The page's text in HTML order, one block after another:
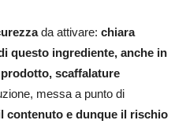
da attivare: chiara
questo ingrediente, anche in
scaffalature
messa a punto di
contenuto e dunque il rischio